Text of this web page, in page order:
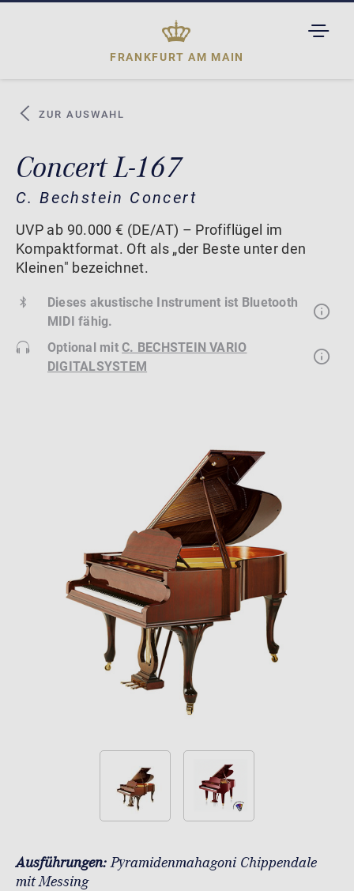
FRANKFURT AM MAIN
ZUR AUSWAHL
Concert L-167
C. Bechstein Concert
UVP ab 90.000 € (DE/AT) – Profiflügel im
Kompaktformat. Oft als „der Beste unter den
Kleinen" bezeichnet.
Dieses akustische Instrument ist Bluetooth
MIDI fähig.
Optional mitC. BECHSTEIN VARIO
DIGITALSYSTEM
Ausführungen:Pyramidenmahagoni Chippendale
mit Messing